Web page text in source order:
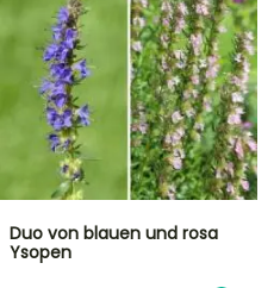
Duo von blauen und rosa
Ysopen